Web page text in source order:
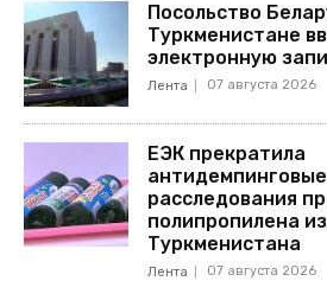
Посольство
Туркменистане
электронную
Лента 07 августа 2026
ЕЭК прекратила
антидемпинговые
расследования
полипропилена из
Туркменистана
Лента 07 августа 2026